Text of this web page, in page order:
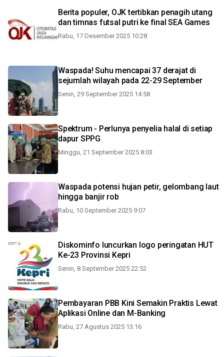
Berita populer, OJK tertibkan penagih utang
dan timnas futsal putri ke final SEA Games
Rabu, 17 Desember 2025 10:28
Waspada! Suhu mencapai 37 derajat di
sejumlah wilayah pada 22-29 September
Senin, 29 September 2025 14:58
Spektrum - Perlunya penyelia halal di setiap
dapur SPPG
Minggu, 21 September 2025 8:03
Waspada potensi hujan petir, gelombang laut
hingga banjir rob
Rabu, 10 September 2025 9:07
Diskominfo luncurkan logo peringatan HUT
Ke-23 Provinsi Kepri
Senin, 8 September 2025 22:52
Pembayaran PBB Kini Semakin Praktis Lewat
Aplikasi Online dan M-Banking
Rabu, 27 Agustus 2025 13:16